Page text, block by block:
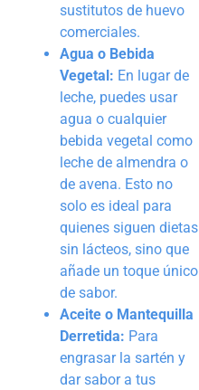
sustitutos de huevo
comerciales.
Agua o Bebida
Vegetal: En lugar de
leche, puedes usar
agua o cualquier
bebida vegetal como
leche de almendra o
de avena. Esto no
solo es ideal para
quienes siguen dietas
sin lácteos, sino que
añade un toque único
de sabor.
Aceite o Mantequilla
Derretida: Para
engrasar la sartén y
dar sabor a tus